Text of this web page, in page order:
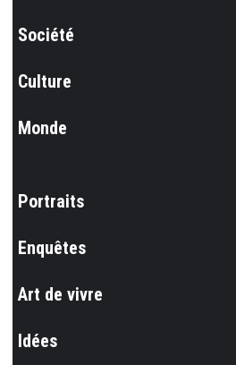
Société
Culture
Monde
Portraits
Enquêtes
Art de vivre
Idées